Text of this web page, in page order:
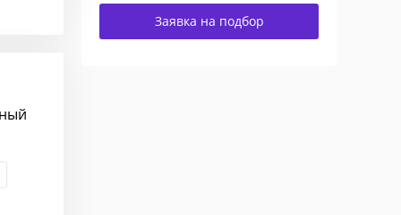
Заявка на подбор